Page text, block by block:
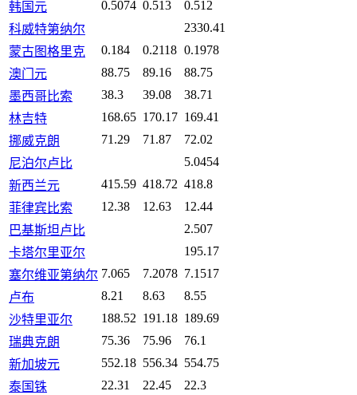
韩国元 0.5074 0.513
0.512
科威特第纳尔
2330.41
蒙古图格里克
0.184 0.2118 0.1978
澳门元
88.75 89.16
88.75
墨西哥比索
38.3 39.08
38.71
林吉特
168.65 170.17 169.41
挪威克朗
71.29 71.87
72.02
尼泊尔卢比
5.0454
新西兰元
415.59 418.72 418.8
菲律宾比索
12.38 12.63
12.44
巴基斯坦卢比
2.507
卡塔尔里亚尔
195.17
塞尔维亚第纳尔 7.065 7.2078 7.1517
卢布
8.21 8.63
8.55
沙特里亚尔
188.52 191.18 189.69
瑞典克朗
75.36 75.96
76.1
新加坡元
552.18 556.34 554.75
泰国铢
22.31 22.45
22.3